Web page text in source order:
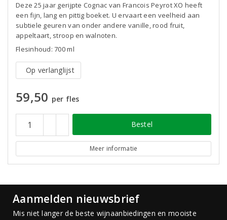
Deze 25 jaar gerijpte Cognac van Francois Peyrot XO heeft
een fijn, lang en pittig boeket. U ervaart een veelheid aan
subtiele geuren van onder andere vanille, rood fruit,
appeltaart, stroop en walnoten.
Flesinhoud: 700 ml
Op verlanglijst
59,50 per fles
Bestel
Meer informatie
Aanmelden nieuwsbrief
Mis niet langer de beste wijnaanbiedingen en mooiste